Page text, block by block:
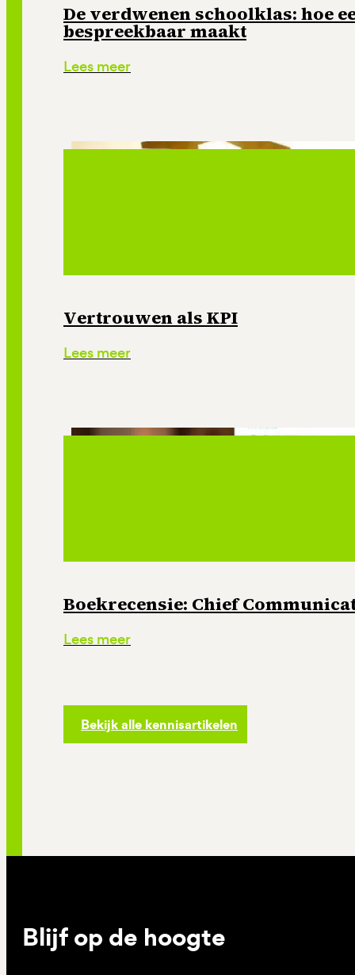
De verdwenen schoolklas: hoe
bespreekbaar maakt
Lees meer
Vertrouwen als KPI
Lees meer
Boekrecensie: Chief
Lees meer
Bekijk alle kennisartikelen
Blijf op de hoogte